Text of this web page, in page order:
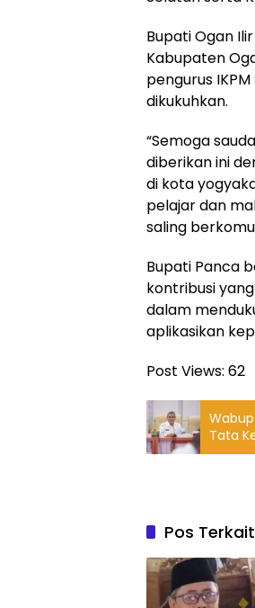
Bupati Ogan
Kabupaten
pengurus
dikukuhkan.
“Semoga
diberikan ini
di kota
pelajar dan
saling
Bupati Panca
kontribusi
dalam
aplikasikan
Post Views: 62
Tata
Pos Terkait